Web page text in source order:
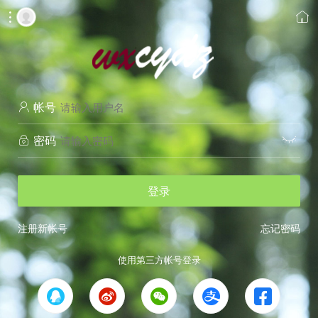
 
 帐号
 密码 
登录
忘记密码
注册新帐号
使用第三方帐号登录